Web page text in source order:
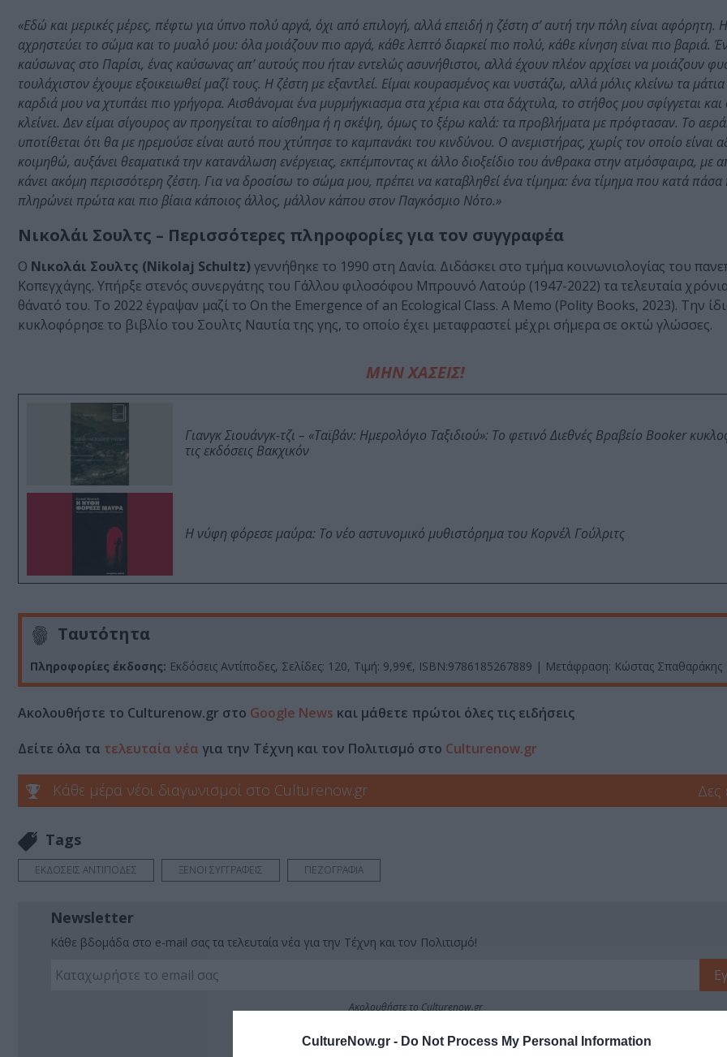
CultureNow.gr - Do Not Process My Personal Information
«Εδώ και μερικές μέρες, πέφτω για ύπνο πολύ αργά, όχι από επιλογή, αλλά επειδή η ζέστη σ’ αυτή την πόλη είναι αφόρητη.
αχρηστεύει το σώμα και το μυαλό μου: όλα μοιάζουν πιο αργά, κάθε λεπτό διαρκεί πιο πολύ, κάθε κίνηση είναι πιο βαριά.
καύσωνας στο Παρίσι, ένας καύσωνας απ’ αυτούς που ήταν εντελώς ασυνήθιστοι, αλλά έχουν πλέον αρχίσει να μοιάζουν
τουλάχιστον έχουμε εξοικειωθεί μαζί τους. Η ζέστη με εξαντλεί. Είμαι κουρασμένος και νυστάζω, αλλά μόλις κλείνω τα
καρδιά μου να χτυπάει πιο γρήγορα. Αισθάνομαι ένα μυρμήγκιασμα στα χέρια και στα δάχτυλα, το στήθος μου σφίγγεται
κλείνει. Δεν είμαι σίγουρος αν προηγείται το αίσθημα ή η σκέψη, όμως το ξέρω καλά: τα προβλήματα με πρόφτασαν. Το
υποτίθεται ότι θα με ηρεμούσε είναι αυτό που χτύπησε το καμπανάκι του κινδύνου. Ο ανεμιστήρας, χωρίς τον οποίο είναι
κοιμηθώ, αυξάνει θεαματικά την κατανάλωση ενέργειας, εκπέμποντας κι άλλο διοξείδιο του άνθρακα στην ατμόσφαιρα, με
κάνει ακόμη περισσότερη ζέστη. Για να δροσίσω το σώμα μου, πρέπει να καταβληθεί ένα τίμημα: ένα τίμημα που κατά πάσα
πληρώνει πρώτα και πιο βίαια κάποιος άλλος, μάλλον κάπου στον Παγκόσμιο Νότο.»
Νικολάι Σουλτς – Περισσότερες πληροφορίες για τον συγγραφέα
Ο Νικολάι Σουλτς (Nikolaj Schultz) γεννήθηκε το 1990 στη Δανία. Διδάσκει στο τμήμα κοινωνιολογίας του
Κοπεγχάγης. Υπήρξε στενός συνεργάτης του Γάλλου φιλοσόφου Μπρουνό Λατούρ (1947-2022) τα τελευταία
θάνατό του. Το 2022 έγραψαν μαζί το On the Emergence of an Ecological Class. A Memo (Polity Books, 2023). Την
κυκλοφόρησε το βιβλίο του Σουλτς Ναυτία της γης, το οποίο έχει μεταφραστεί μέχρι σήμερα σε οκτώ γλώσσες.
ΜΗΝ ΧΑΣΕΙΣ!
Γιανγκ Σιουάνγκ-τζι – «Ταϊβάν: Ημερολόγιο Ταξιδιού»: Το φετινό Διεθνές Βραβείο Booker
τις εκδόσεις Βακχικόν
Η νύφη φόρεσε μαύρα: Το νέο αστυνομικό μυθιστόρημα του Κορνέλ Γούλριτς
Ταυτότητα
Πληροφορίες έκδοσης: Εκδόσεις Αντίποδες, Σελίδες: 120, Τιμή: 9,99€, ISBN:9786185267889 | Μετάφραση: Κώστας Σπαθαράκης
Ακολουθήστε το Culturenow.gr στο Google News και μάθετε πρώτοι όλες τις ειδήσεις
Δείτε όλα τα τελευταία νέα για την Τέχνη και τον Πολιτισμό στο Culturenow.gr
Κάθε μέρα νέοι διαγωνισμοί στο Culturenow.gr Δες
Tags
ΕΚΔΟΣΕΙΣ ΑΝΤΙΠΟΔΕΣ ΞΕΝΟΙ ΣΥΓΓΡΑΦΕΙΣ ΠΕΖΟΓΡΑΦΙΑ
Newsletter
Κάθε βδομάδα στο e-mail σας τα τελευταία νέα για την Τέχνη και τον Πολιτισμό!
Ακολουθήστε το Culturenow.gr